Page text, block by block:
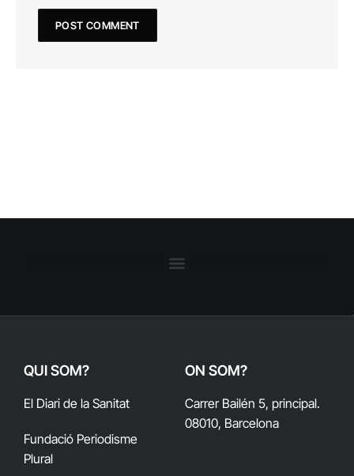
QUI SOM?
El Diari de la Sanitat
Fundació Periodisme
Plural
ON SOM?
Carrer Bailén 5, principal.
08010, Barcelona